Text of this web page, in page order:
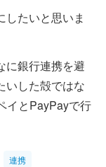
したいと思いま
に銀行連携を避
いした殻ではな
イとPayPayで行
連携